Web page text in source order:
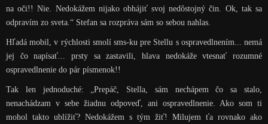
na oči!! Nie. Nedokážem nijako obhájiť svoj nedôstojný čin. Ok, tak sa
odpravím zo sveta.“ Stefan sa rozpráva sám so sebou nahlas.
Hľadá mobil, v rýchlosti smolí sms-ku pre Stellu s ospravedlnením... nemá
jej čo napísať... prsty sa zastavili, hlava nedokáže vtesnať rozumné
ospravedlnenie do pár písmenok!!
Tak len jednoduché: „Prepáč, Stella, sám nechápem čo sa stalo,
nenachádzam v sebe žiadnu odpoveď, ani ospravedlnenie. Ako som ti
mohol takto ublížiť? Nedokážem s tým žiť! Milujem ťa rovnako ako